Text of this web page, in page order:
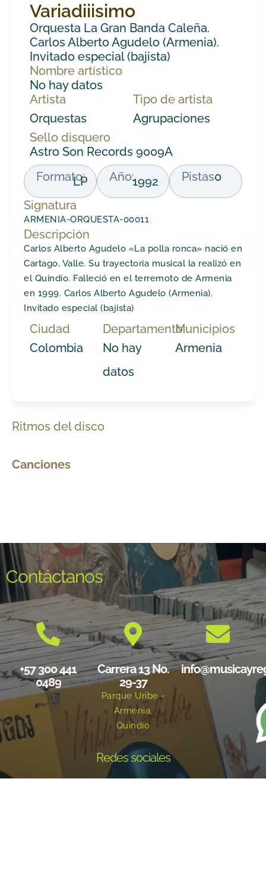
Variadiiisimo
Orquesta La Gran Banda Caleña.
Carlos Alberto Agudelo (Armenia).
Invitado especial (bajista)
Nombre artístico
No hay datos
Artista
Orquestas
Tipo de artista
Agrupaciones
Sello disquero
Astro Son Records 9009A
Formato:
LP Año:1992 Pistas0
Signatura
ARMENIA-ORQUESTA-00011
Descripción
Carlos Alberto Agudelo «La polla ronca» nació en
Cartago, Valle. Su trayectoria musical la realizó en
el Quindío. Falleció en el terremoto de Armenia
en 1999. Carlos Alberto Agudelo (Armenia).
Invitado especial (bajista)
Ciudad
Colombia
Departamento
No hay
datos
Municipios
Armenia
Ritmos del disco
Canciones
Contáctanos
+57 300 441
0489
Carrera 13 No.
29-37
Parque Uribe -
Armenia,
Quindío
Redes sociales